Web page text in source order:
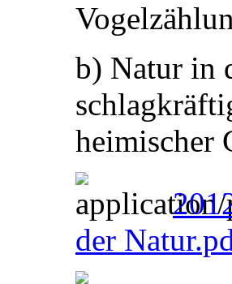
b) Natur in
heimischer
der